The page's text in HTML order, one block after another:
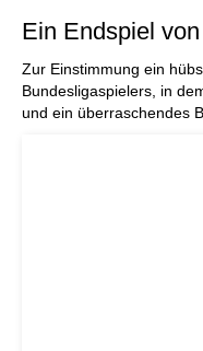
Ein Endspiel
Zur Einstimmung ein
Bundesligaspielers, in
und ein überraschendes